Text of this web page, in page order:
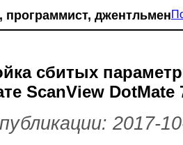
программист, джентльмен
сбитых
ScanView DotMate
2017-